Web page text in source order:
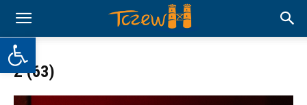
Otwórz pasek narzędzi
Z (63)